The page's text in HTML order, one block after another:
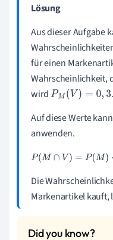
Lösung
Aus dieser Aufgabe
für einen
Wahrscheinlichkeit,
wirdPM(V)=0 3
.
Auf diese Werte
anwenden.
P(M∩V)=P(M)· PM(V)= 0
Die
Markenartikel kauft,